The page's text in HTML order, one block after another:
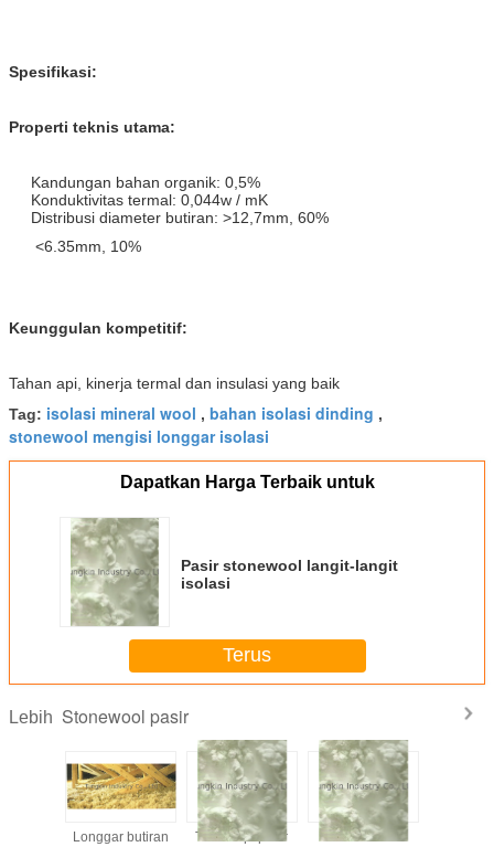
Spesifikasi:
Properti teknis utama:
Kandungan bahan organik: 0,5%
Konduktivitas termal: 0,044w / mK
Distribusi diameter butiran: >12,7mm, 60%
<6.35mm, 10%
Keunggulan kompetitif:
Tahan api, kinerja termal dan insulasi yang baik
Tag: isolasi mineral wool , bahan isolasi dinding ,
stonewool mengisi longgar isolasi
Dapatkan Harga Terbaik untuk
Pasir stonewool langit-langit
isolasi
Terus
Lebih Stonewool pasir
Longgar butiran
Tahan api pasir
Putih Pasir